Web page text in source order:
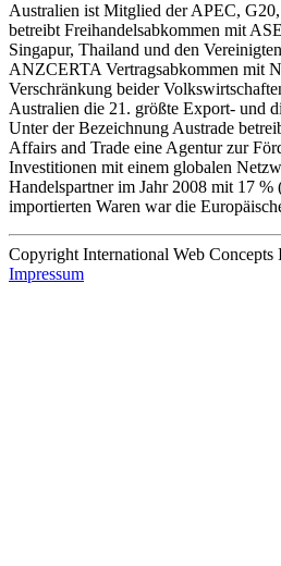
Australien ist Mitglied der APEC,
betreibt Freihandelsabkommen mit
Singapur, Thailand und den
ANZCERTA Vertragsabkommen mit
Verschränkung beider
Australien die 21. größte Export- und
Unter der Bezeichnung Austrade
Affairs and Trade eine Agentur zur
Investitionen mit einem globalen
Handelspartner im Jahr 2008 mit 17
importierten Waren war die
Copyright International Web Concepts
Impressum